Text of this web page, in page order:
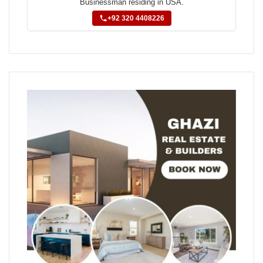
Businessman residing in USA.
+92 320 4408226